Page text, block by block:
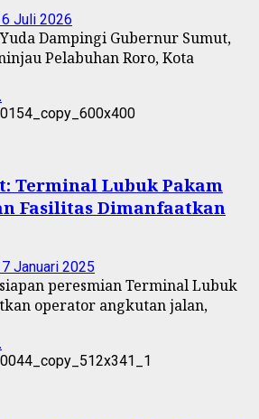
Juli 2026
Dampingi Gubernur Sumut,
Pelabuhan Roro, Kota
Terminal Lubuk Pakam
Fasilitas Dimanfaatkan
Januari 2025
peresmian Terminal Lubuk
operator angkutan jalan,